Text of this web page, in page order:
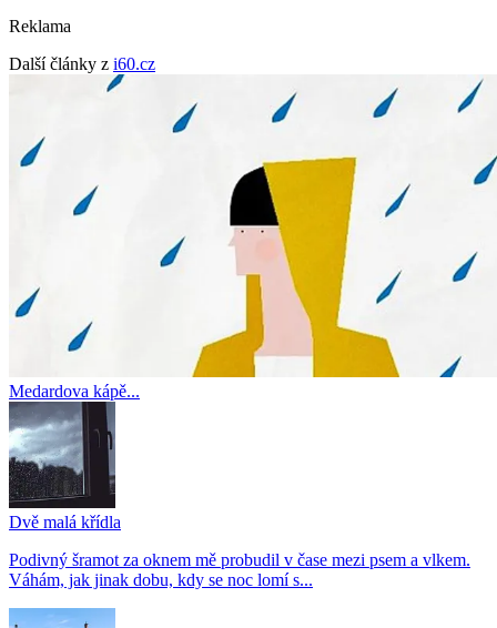
Reklama
Další články z i60.cz
Medardova kápě...
Dvě malá křídla
Podivný šramot za oknem mě probudil v čase mezi psem a vlkem.
Váhám, jak jinak dobu, kdy se noc lomí s...